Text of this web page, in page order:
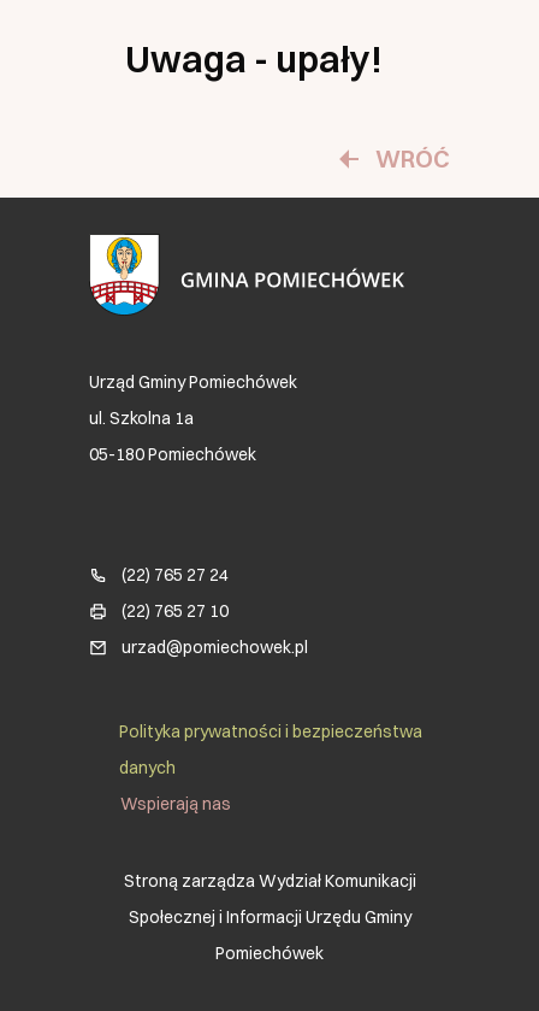
Uwaga - upały!
WRÓĆ
Urząd Gminy Pomiechówek
ul. Szkolna 1a
05-180 Pomiechówek
Blok kontaktowy (Footer)
(22) 765 27 24
(22) 765 27 10
urzad@pomiechowek.pl
Social Menu Footer
Polityka prywatności i bezpieczeństwa
danych
Wspierają nas
Stroną zarządza Wydział Komunikacji
Społecznej i Informacji Urzędu Gminy
Pomiechówek